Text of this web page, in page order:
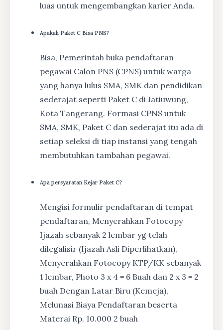
luas untuk mengembangkan karier Anda.
Apakah Paket C Bisa PNS?
Bisa, Pemerintah buka pendaftaran
pegawai Calon PNS (CPNS) untuk warga
yang hanya lulus SMA, SMK dan pendidikan
sederajat seperti Paket C di Jatiuwung,
Kota Tangerang. Formasi CPNS untuk
SMA, SMK, Paket C dan sederajat itu ada di
setiap seleksi di tiap instansi yang tengah
membutuhkan tambahan pegawai.
Apa persyaratan Kejar Paket C?
Mengisi formulir pendaftaran di tempat
pendaftaran, Menyerahkan Fotocopy
Ijazah sebanyak 2 lembar yg telah
dilegalisir (Ijazah Asli Diperlihatkan),
Menyerahkan Fotocopy KTP/KK sebanyak
1 lembar, Photo 3 x 4 = 6 Buah dan 2 x 3 = 2
buah Dengan Latar Biru (Kemeja),
Melunasi Biaya Pendaftaran beserta
Materai Rp. 10.000 2 buah